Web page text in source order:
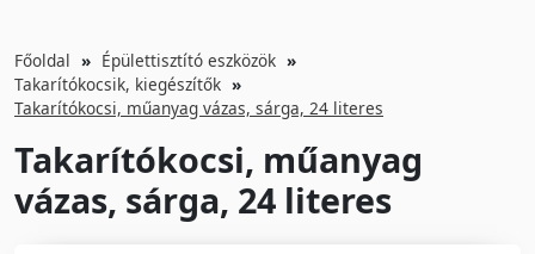
Főoldal
Épülettisztító eszközök
Takarítókocsik, kiegészítők
Takarítókocsi, műanyag vázas, sárga, 24 literes
Takarítókocsi, műanyag
vázas, sárga, 24 literes